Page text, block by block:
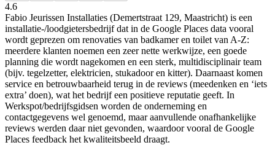
4.6
Fabio Jeurissen Installaties (Demertstraat 129, Maastricht) is een
installatie-/loodgietersbedrijf dat in de Google Places data vooral
wordt geprezen om renovaties van badkamer en toilet van A-Z:
meerdere klanten noemen een zeer nette werkwijze, een goede
planning die wordt nagekomen en een sterk, multidisciplinair team
(bijv. tegelzetter, elektricien, stukadoor en kitter). Daarnaast komen
service en betrouwbaarheid terug in de reviews (meedenken en ‘iets
extra’ doen), wat het bedrijf een positieve reputatie geeft. In
Werkspot/bedrijfsgidsen worden de onderneming en
contactgegevens wel genoemd, maar aanvullende onafhankelijke
reviews werden daar niet gevonden, waardoor vooral de Google
Places feedback het kwaliteitsbeeld draagt.